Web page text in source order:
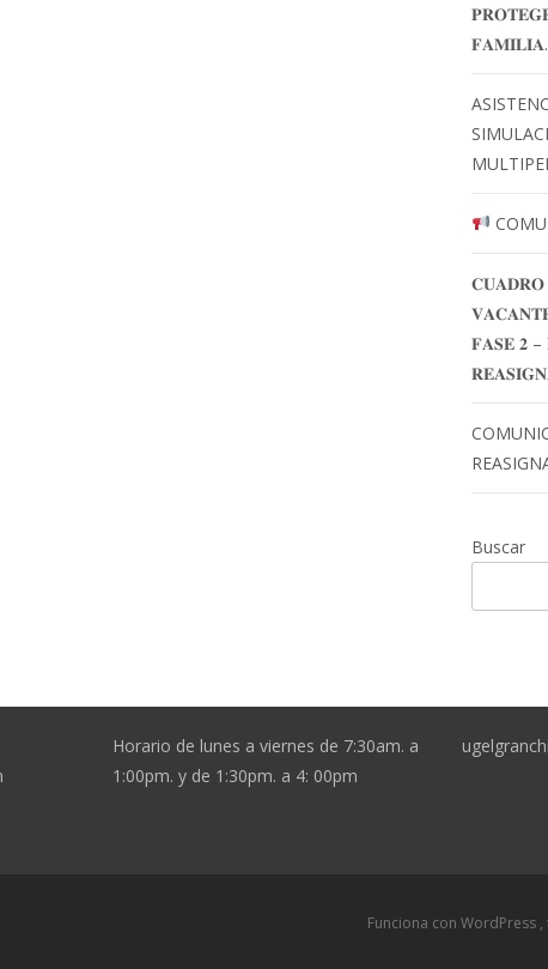
𝐅𝐀𝐌𝐈𝐋𝐈𝐀.
𝐂𝐔𝐀𝐃𝐑𝐎
𝐅𝐀𝐒𝐄 𝟐
Buscar
Horario de lunes a viernes de 7:30am. a
1:00pm. y de 1:30pm. a 4: 00pm
Funciona con WordPress ,